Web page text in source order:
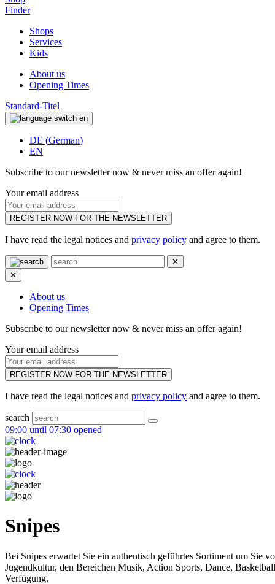
Finder
Shops
Services
Kids
About us
Opening Times
Standard-Titel
en
DE (German)
EN
Subscribe to our newsletter now & never miss an offer again!
Your email address
REGISTER NOW FOR THE NEWSLETTER
I have read the legal notices and privacy policy and agree to them.
✕
✕
About us
Opening Times
Subscribe to our newsletter now & never miss an offer again!
Your email address
REGISTER NOW FOR THE NEWSLETTER
I have read the legal notices and privacy policy and agree to them.
search
09:00 until 07:30 opened
Snipes
Bei Snipes erwartet Sie ein authentisch geführtes Sortiment um Sie
Jugendkultur, den Bereichen Musik, Action Sports, Dance,
Verfügung.